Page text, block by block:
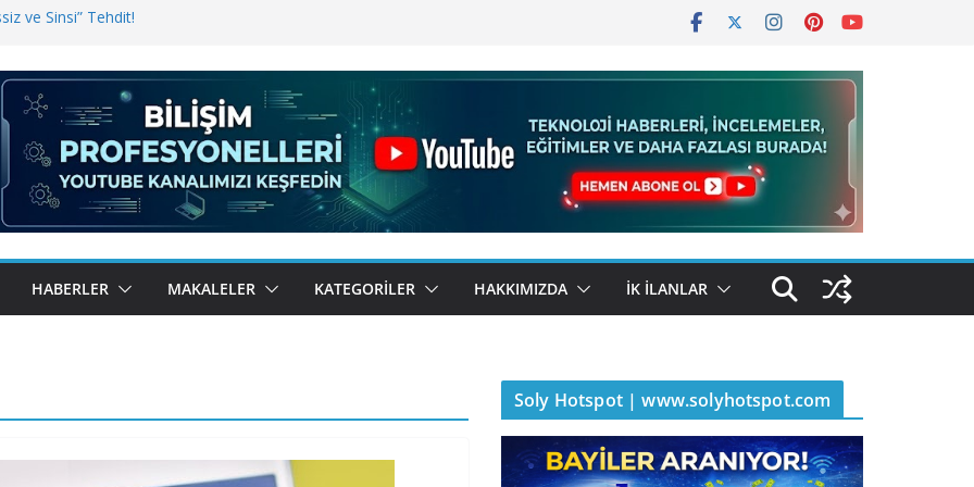
ve Sinsi” Tehdit!
Bugün BulutTahsilat’ta
Kemal Oral Tüm Sorularımızı
HABERLER MAKALELER KATEGORILER HAKKIMIZDA İK İLANLAR
Soly Hotspot | www.solyhotspot.com